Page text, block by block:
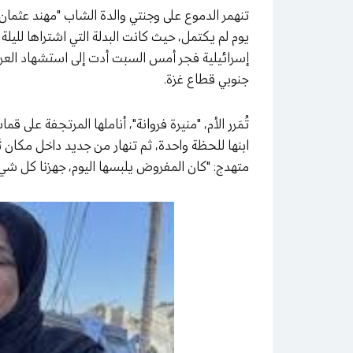
تنهمر الدموع على وجنتي والدة الشاب "مهند
يوم لم يكتمل، حيث كانت البدلة التي اشتراها
إسرائيلية فجر أمس السبت أدت إلى استشهاد
جنوبي قطاع غزة.
تُمَرر الأم، "منيرة فروانة"، أناملها المرتجفة
ابنها للحظة واحدة، ثم تنهار من جديد داخل
متهدج: "كان المفروض يلبسها اليوم، جهزنا كل